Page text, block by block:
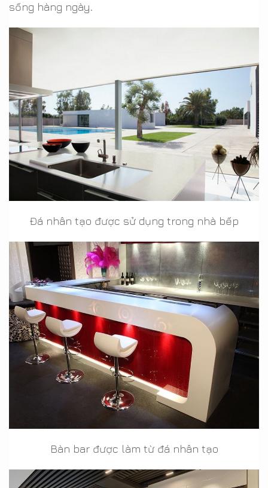
sống hàng ngày.
Đá nhân tạo được sử dụng trong nhà bếp
Bàn bar được làm từ đá nhân tạo